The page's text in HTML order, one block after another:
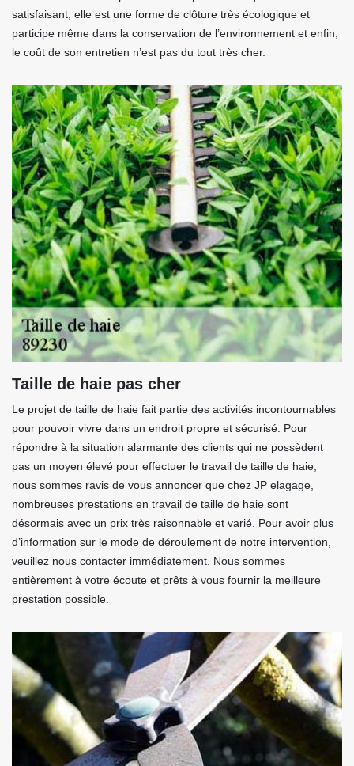
satisfaisant, elle est une forme de clôture très écologique et
participe même dans la conservation de l’environnement et enfin,
le coût de son entretien n’est pas du tout très cher.
Taille de haie pas cher
Le projet de taille de haie fait partie des activités incontournables
pour pouvoir vivre dans un endroit propre et sécurisé. Pour
répondre à la situation alarmante des clients qui ne possèdent
pas un moyen élevé pour effectuer le travail de taille de haie,
nous sommes ravis de vous annoncer que chez JP elagage,
nombreuses prestations en travail de taille de haie sont
désormais avec un prix très raisonnable et varié. Pour avoir plus
d’information sur le mode de déroulement de notre intervention,
veuillez nous contacter immédiatement. Nous sommes
entièrement à votre écoute et prêts à vous fournir la meilleure
prestation possible.